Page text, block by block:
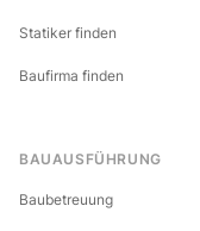
Statiker finden
Baufirma finden
BAUAUSFÜHRUNG
Baubetreuung